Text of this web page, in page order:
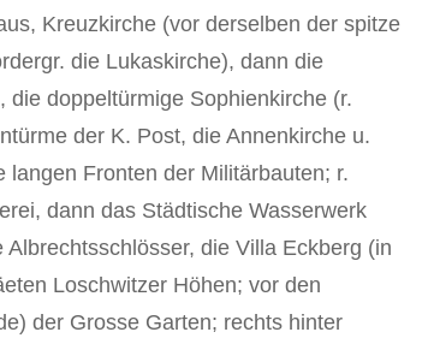
Kreuzkirche (vor derselben der spitze
die Lukaskirche), dann die
doppeltürmige Sophienkirche (r.
der K. Post, die Annenkirche u.
Fronten der Militärbauten; r.
dann das Städtische Wasserwerk
die Villa Eckberg (in
Loschwitzer Höhen; vor den
der Grosse Garten; rechts hinter